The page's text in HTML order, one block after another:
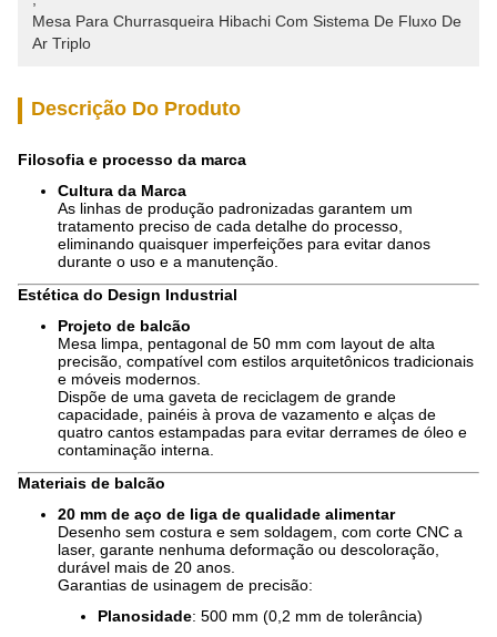
Mesa Para Churrasqueira Hibachi Com Sistema De Fluxo De
Ar Triplo
Descrição Do Produto
Filosofia e processo da marca
Cultura da Marca
As linhas de produção padronizadas garantem um
tratamento preciso de cada detalhe do processo,
eliminando quaisquer imperfeições para evitar danos
durante o uso e a manutenção.
Estética do Design Industrial
Projeto de balcão
Mesa limpa, pentagonal de 50 mm com layout de alta
precisão, compatível com estilos arquitetônicos tradicionais
e móveis modernos.
Dispõe de uma gaveta de reciclagem de grande
capacidade, painéis à prova de vazamento e alças de
quatro cantos estampadas para evitar derrames de óleo e
contaminação interna.
Materiais de balcão
20 mm de aço de liga de qualidade alimentar
Desenho sem costura e sem soldagem, com corte CNC a
laser, garante nenhuma deformação ou descoloração,
durável mais de 20 anos.
Garantias de usinagem de precisão:
Planosidade: 500 mm (0,2 mm de tolerância)